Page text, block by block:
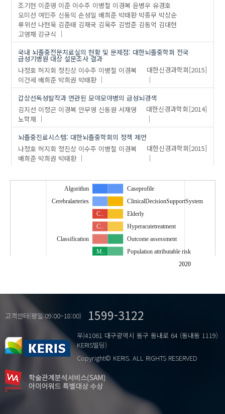
조기현 이준영 이준 이수주 이병철 이경복 윤병우 유경호
오미선 여민주 신동익 손성일 배희준 박태환 박종무 박상순
류위선 나현욱 김준태 김재국 김욱주 김범준 김동억 김대현
고영채 강규식
국내 뇌졸중전문치료실의 현황 및 문제점: 대한뇌졸중학회 전국
급성기병원 대상 설문조사 결과
나정호 허지회 정진상 이수주 이병철 이경복
이건세 배희준 박희권 박태환
대한신경과학회[2015]
갑상선독성발작과 연관된 모야모야병의 급성뇌경색
김지선 이정곤 이경복 안무영 신동원 서재영
노학재
대한신경과학회 [2014]
뇌졸중진료시스템: 대한뇌졸중학회의 정책 제언
나정호 허지회 정진상 이수주 이병철 이경복
배희준 박희권 박태환
대한신경과학회[2015]
2020
Algorithm
Caseprofile
Cerebralarteries
C..
C..
Classification
ClinicalDecisionSupportSystem
Elderly
Hyperacutetreatment
M..
Outcome assessment
Population attributable risk
Stroke registry
Thrombolysis
Thrombolytic therapy
acute ischemic stroke
acute stroke
ischemic stroke
고객센터(평일:09:00~18:00) 1599-3122
우)41061 대구광역시 동구 동내로 64 (동내동 1119)
KERIS빌딩)
Copyright© KERIS. ALL RIGHTS RESERVED